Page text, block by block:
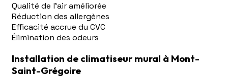
Qualité de l'air améliorée
Réduction des allergènes
Efficacité accrue du CVC
Élimination des odeurs
Installation de climatiseur mural à Mont-
Saint-Grégoire